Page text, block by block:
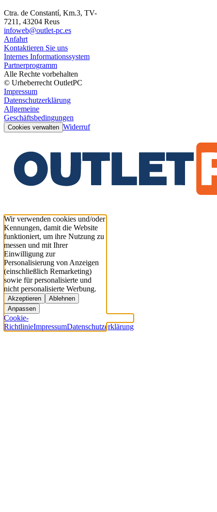
Ctra. de Constantí, Km.3, TV-
7211, 43204 Reus
infoweb@outlet-pc.es
Anfahrt
Kontaktieren Sie uns
Internes Informationssystem
Partnerprogramm
Alle Rechte vorbehalten
© Urheberrecht OutletPC
Impressum
Datenschutzerklärung
Allgemeine
Geschäftsbedingungen
Cookies verwalten Widerruf
Wir verwenden cookies und/oder
Kennungen, damit die Website
funktioniert, um ihre Nutzung zu
messen und mit Ihrer
Einwilligung zur
Personalisierung von Anzeigen
(einschließlich Remarketing)
sowie für personalisierte und
nicht personalisierte Werbung.
Akzeptieren
Ablehnen
Anpassen
Cookie-
RichtlinieImpressumDatenschutzerklärung